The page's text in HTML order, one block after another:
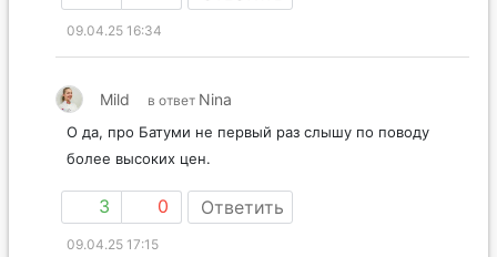
09.04.25 16:34
Mild в ответ Nina
О да, про Батуми не первый раз слышу по поводу
более высоких цен.
3 0 Ответить
09.04.25 17:15